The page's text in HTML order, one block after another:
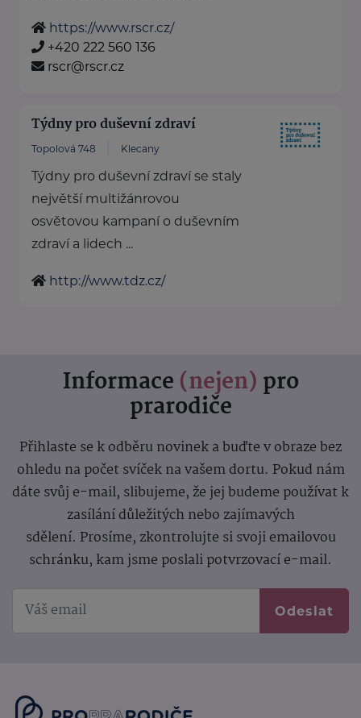
https://www.rscr.cz/
+420 222 560 136
rscr@rscr.cz
Týdny pro duševní zdraví
Topolová 748 Klecany
Týdny pro duševní zdraví se staly
největší multižánrovou
osvětovou kampaní o duševním
zdraví a lidech ...
http://www.tdz.cz/
Informace (nejen) pro
prarodiče
Přihlaste se k odběru novinek a buďte v obraze bez
ohledu na počet svíček na vašem dortu. Pokud nám
dáte svůj e-mail, slibujeme, že jej budeme používat k
zasílání důležitých nebo zajímavých
sdělení. Prosíme, zkontrolujte si svoji emailovou
schránku, kam jsme poslali potvrzovací e-mail.
Odeslat